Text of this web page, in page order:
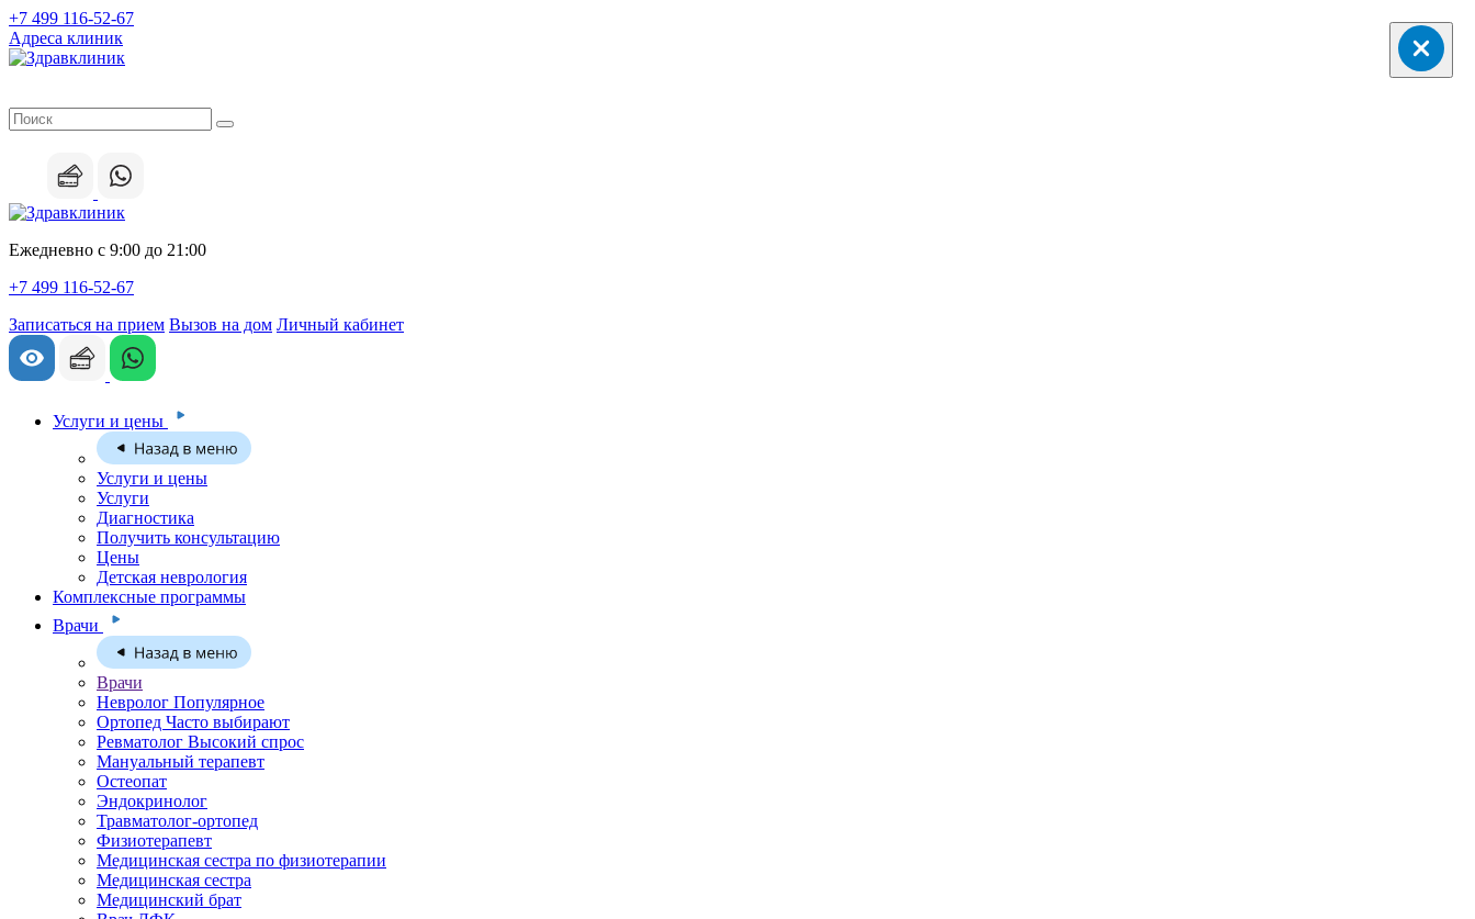
+7 499 116-52-67
Адреса клиник
Ежедневно с 9:00 до 21:00
+7 499 116-52-67
Записаться на прием Вызов на дом Личный кабинет
Услуги и цены
Услуги и цены
Услуги
Диагностика
Получить консультацию
Цены
Детская неврология
Комплексные программы
Врачи
Врачи
Невролог Популярное
Ортопед Часто выбирают
Ревматолог Высокий спрос
Мануальный терапевт
Остеопат
Эндокринолог
Травматолог-ортопед
Физиотерапевт
Медицинская сестра по физиотерапии
Медицинская сестра
Медицинский брат